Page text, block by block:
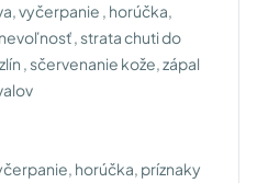
vyčerpanie , horúčka,
, strata chuti do
, sčervenanie kože, zápal
horúčka, príznaky